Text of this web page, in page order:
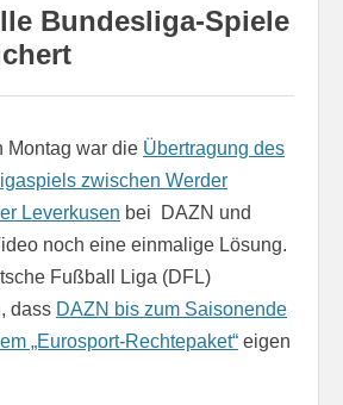
Bundesliga-Spiele
Montag war die Übertragung des
zwischen Werder
Leverkusen bei DAZN und
noch eine einmalige Lösung.
Fußball Liga (DFL)
dass DAZN bis zum Saisonende
„Eurosport-Rechtepaket“ eigen